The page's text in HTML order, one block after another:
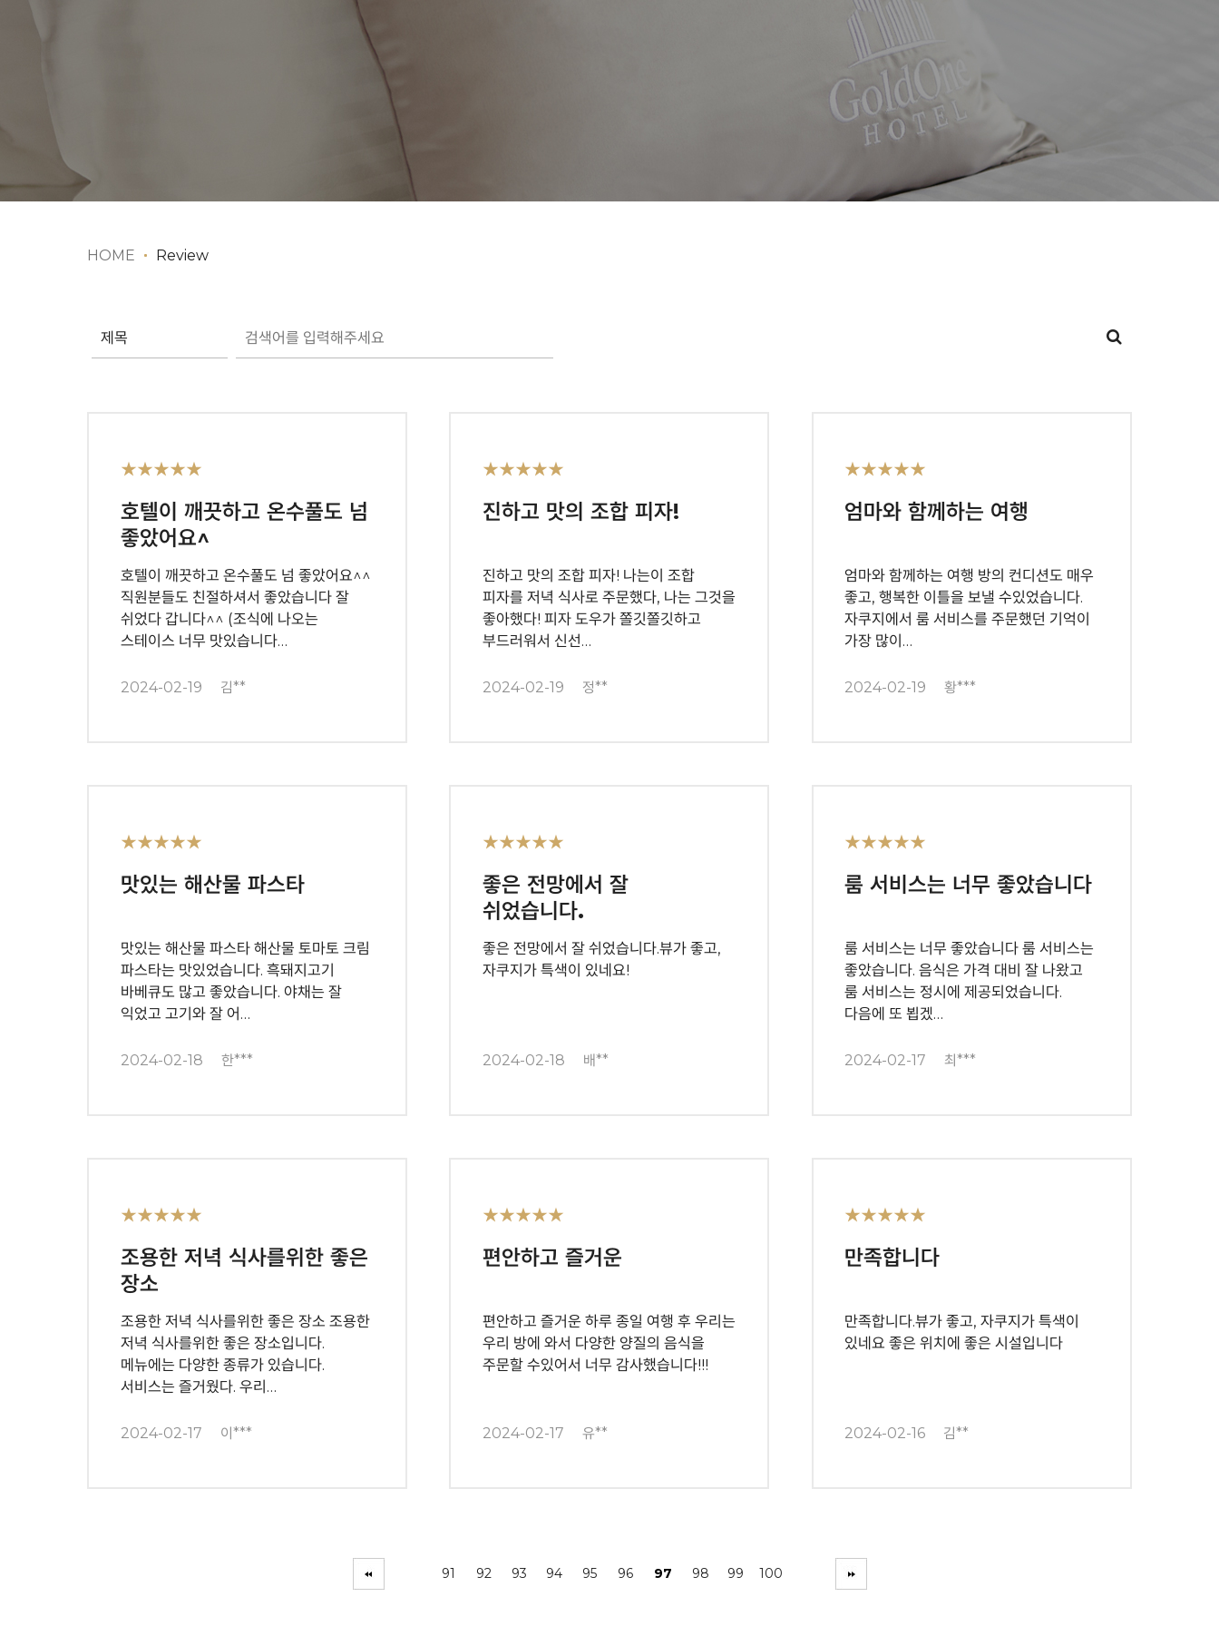
HOME Review
★★★★★
호텔이 깨끗하고 온수풀도 넘
좋았어요^
호텔이 깨끗하고 온수풀도 넘 좋았어요^^
직원분들도 친절하셔서 좋았습니다 잘
쉬었다 갑니다^^ (조식에 나오는
스테이스 너무 맛있습니다…
2024-02-19 김**
★★★★★
진하고 맛의 조합 피자!
진하고 맛의 조합 피자! 나는이 조합
피자를 저녁 식사로 주문했다, 나는 그것을
좋아했다! 피자 도우가 쫄깃쫄깃하고
부드러워서 신선…
2024-02-19 정**
★★★★★
엄마와 함께하는 여행
엄마와 함께하는 여행 방의 컨디션도 매우
좋고, 행복한 이틀을 보낼 수있었습니다.
자쿠지에서 룸 서비스를 주문했던 기억이
가장 많이…
2024-02-19 황***
★★★★★
맛있는 해산물 파스타
맛있는 해산물 파스타 해산물 토마토 크림
파스타는 맛있었습니다. 흑돼지고기
바베큐도 많고 좋았습니다. 야채는 잘
익었고 고기와 잘 어…
2024-02-18 한***
★★★★★
좋은 전망에서 잘
쉬었습니다.
좋은 전망에서 잘 쉬었습니다.뷰가 좋고,
자쿠지가 특색이 있네요!
2024-02-18 배**
★★★★★
룸 서비스는 너무 좋았습니다
룸 서비스는 너무 좋았습니다 룸 서비스는
좋았습니다. 음식은 가격 대비 잘 나왔고
룸 서비스는 정시에 제공되었습니다.
다음에 또 뵙겠…
2024-02-17 최***
★★★★★
조용한 저녁 식사를위한 좋은
장소
조용한 저녁 식사를위한 좋은 장소 조용한
저녁 식사를위한 좋은 장소입니다.
메뉴에는 다양한 종류가 있습니다.
서비스는 즐거웠다. 우리…
2024-02-17 이***
★★★★★
편안하고 즐거운
편안하고 즐거운 하루 종일 여행 후 우리는
우리 방에 와서 다양한 양질의 음식을
주문할 수있어서 너무 감사했습니다!!!
2024-02-17 유**
★★★★★
만족합니다
만족합니다.뷰가 좋고, 자쿠지가 특색이
있네요 좋은 위치에 좋은 시설입니다
2024-02-16 김**
91 92 93 94 95 96 97 98 99 100